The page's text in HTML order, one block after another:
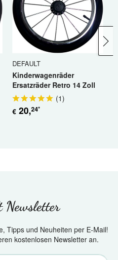
DEFAULT
Kinderwagenräder
Ersatzräder Retro 14 Zoll
(1)
€ 20,24*
Newsletter
Tipps und Neuheiten per E-Mail!
kostenlosen Newsletter an.